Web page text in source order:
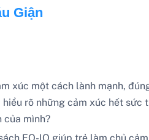
Giận
xúc một cách lành mạnh,
rõ những cảm xúc hết
của mình?
EQ-IQ giúp trẻ làm chủ